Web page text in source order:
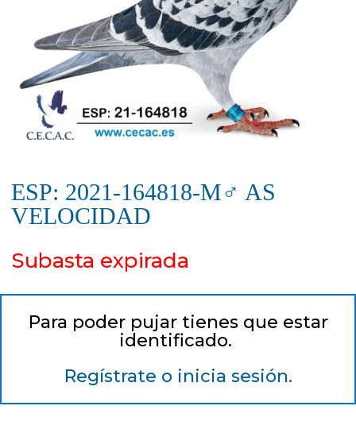
ESP: 2021-164818-M♂ AS
VELOCIDAD
Subasta expirada
Para poder pujar tienes que estar
identificado.
Regístrate o inicia sesión.